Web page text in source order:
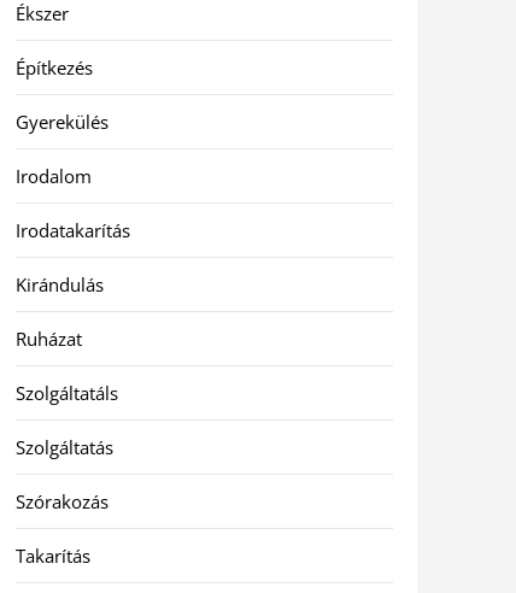
Ékszer
Építkezés
Gyerekülés
Irodalom
Irodatakarítás
Kirándulás
Ruházat
Szolgáltatáls
Szolgáltatás
Szórakozás
Takarítás